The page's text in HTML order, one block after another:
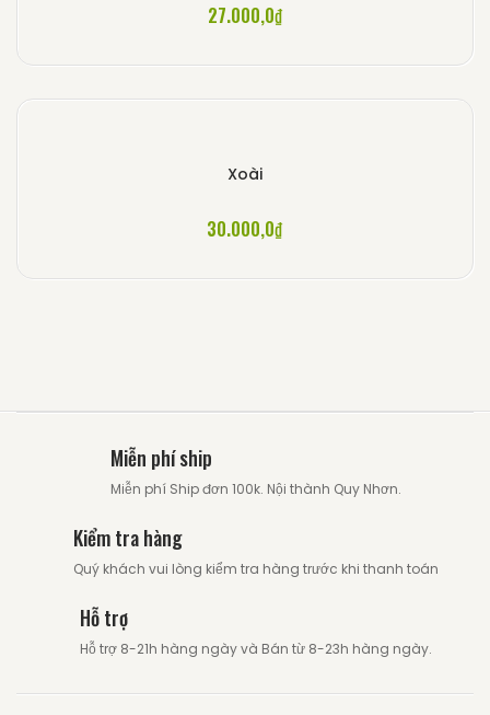
27.000,0₫
Xoài
30.000,0₫
Miễn phí ship
Miễn phí Ship đơn 100k. Nội thành Quy Nhơn.
Kiểm tra hàng
Quý khách vui lòng kiểm tra hàng trước khi thanh toán
Hỗ trợ
Hỗ trợ 8-21h hàng ngày và Bán từ 8-23h hàng ngày.